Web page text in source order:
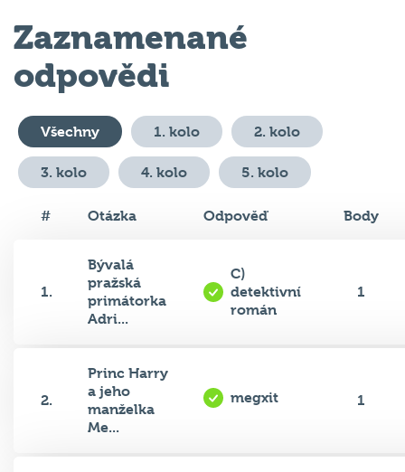
Zaznamenané
odpovědi
Všechny 1. kolo 2. kolo
3. kolo 4. kolo 5. kolo
# Otázka Odpověď Body
1.
Bývalá
pražská
primátorka
Adri...
C)
detektivní
román
1
2.
Princ Harry
a jeho
manželka
Me...
megxit 1